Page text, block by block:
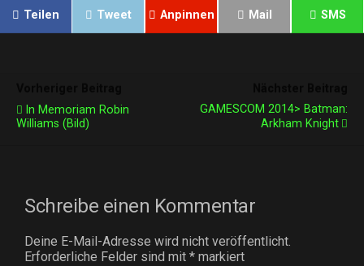
Teilen Tweet Anpinnen Mail SMS
In Memoriam Robin
Williams (Bild)
GAMESCOM 2014> Batman:
Arkham Knight
Schreibe einen Kommentar
Deine E-Mail-Adresse wird nicht veröffentlicht.
Erforderliche Felder sind mit * markiert